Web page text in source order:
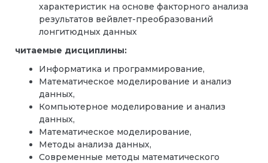
характеристик на основе факторного анализа
результатов вейвлет-преобразований
лонгитюдных данных
читаемые дисциплины:
Информатика и программирование,
Математическое моделирование и анализ
данных,
Компьютерное моделирование и анализ
данных,
Математическое моделирование,
Методы анализа данных,
Современные методы математического